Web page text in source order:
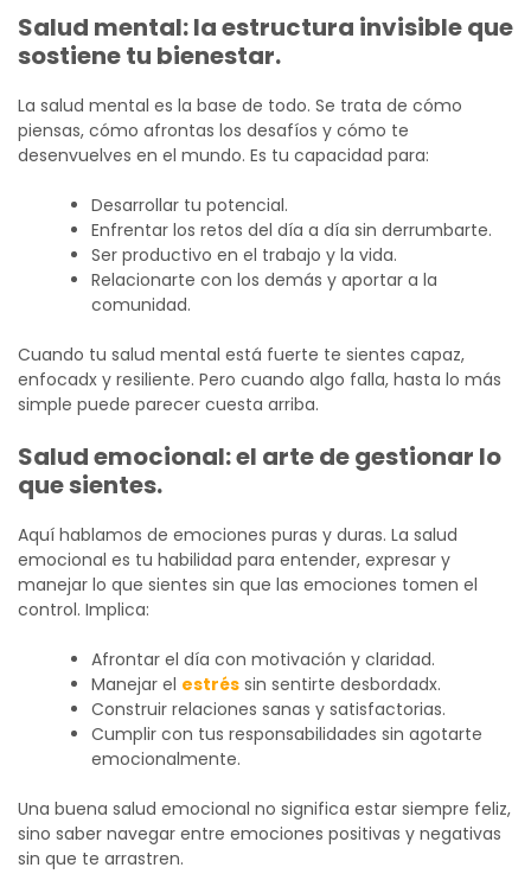
Salud mental: la estructura invisible que
sostiene tu bienestar.
La salud mental es la base de todo. Se trata de cómo
piensas, cómo afrontas los desafíos y cómo te
desenvuelves en el mundo. Es tu capacidad para:
Desarrollar tu potencial.
Enfrentar los retos del día a día sin derrumbarte.
Ser productivo en el trabajo y la vida.
Relacionarte con los demás y aportar a la
comunidad.
Cuando tu salud mental está fuerte te sientes capaz,
enfocadx y resiliente. Pero cuando algo falla, hasta lo más
simple puede parecer cuesta arriba.
Salud emocional: el arte de gestionar lo
que sientes.
Aquí hablamos de emociones puras y duras. La salud
emocional es tu habilidad para entender, expresar y
manejar lo que sientes sin que las emociones tomen el
control. Implica:
Afrontar el día con motivación y claridad.
Manejar el estrés sin sentirte desbordadx.
Construir relaciones sanas y satisfactorias.
Cumplir con tus responsabilidades sin agotarte
emocionalmente.
Una buena salud emocional no significa estar siempre feliz,
sino saber navegar entre emociones positivas y negativas
sin que te arrastren.